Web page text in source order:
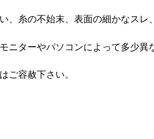
、糸の不始末、表面の細かなスレ
ニターやパソコンによって多少異
ご容赦下さい。